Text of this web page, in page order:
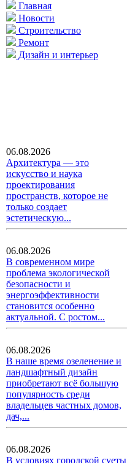
Главная
Новости
Строительство
Ремонт
Дизайн и интерьер
06.08.2026
Архитектура — это
искусство и наука
проектирования
пространств, которое не
только создает
эстетическую...
06.08.2026
В современном мире
проблема экологической
безопасности и
энергоэффективности
становится особенно
актуальной. С ростом...
06.08.2026
В наше время озеленение и
ландшафтный дизайн
приобретают всё большую
популярность среди
владельцев частных домов,
дач,...
06.08.2026
В условиях городской суеты